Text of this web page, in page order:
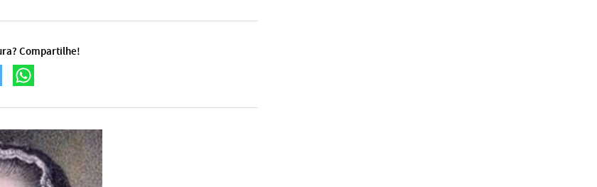
Compartilhe!